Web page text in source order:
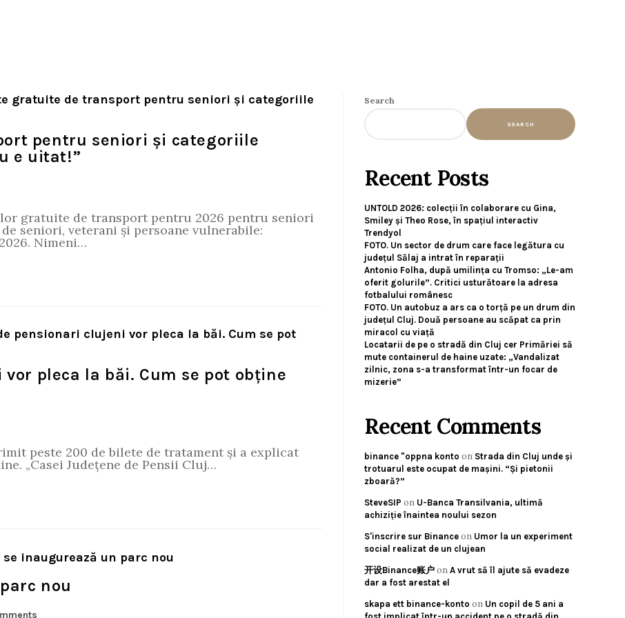
pentru seniori și categoriile
e uitat!”
gratuite de transport pentru 2026 pentru seniori
seniori, veterani și persoane vulnerabile:
Nimeni…
pleca la băi. Cum se pot obține
peste 200 de bilete de tratament și a explicat
„Casei Județene de Pensii Cluj…
nou
Search
SEARCH
Recent Posts
UNTOLD 2026: colecții în colaborare cu Gina,
Smiley și Theo Rose, în spațiul interactiv
Trendyol
FOTO. Un sector de drum care face legătura cu
județul Sălaj a intrat în reparații
Antonio Folha, după umilința cu Tromso: „Le-am
oferit golurile”. Critici usturătoare la adresa
fotbalului românesc
FOTO. Un autobuz a ars ca o torță pe un drum din
județul Cluj. Două persoane au scăpat ca prin
miracol cu viață
Locatarii de pe o stradă din Cluj cer Primăriei să
mute containerul de haine uzate: „Vandalizat
zilnic, zona s-a transformat într-un focar de
mizerie”
Recent Comments
binance "oppna konto on Strada din Cluj unde și
trotuarul este ocupat de mașini. “Și pietonii
zboară?”
SteveSIP on U-Banca Transilvania, ultimă
achiziție înaintea noului sezon
S'inscrire sur Binance on Umor la un experiment
social realizat de un clujean
开设Binance账户 on A vrut să îl ajute să evadeze
dar a fost arestat el
skapa ett binance-konto on Un copil de 5 ani a